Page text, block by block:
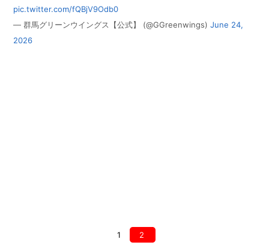
pic.twitter.com/fQBjV9Odb0
— 群馬グリーンウイングス【公式】 (@GGreenwings)June 24,
2026
1 2